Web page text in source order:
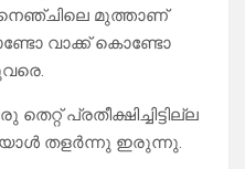
മുത്താണ്
വാക്ക് കൊണ്ടോ
പ്രതീക്ഷിച്ചിട്ടില്ല
തളർന്നു ഇരുന്നു.